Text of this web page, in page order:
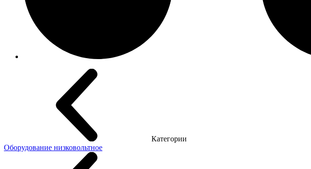
Категории
Оборудование низковольтное